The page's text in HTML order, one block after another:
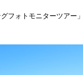
フォトモニターツアー